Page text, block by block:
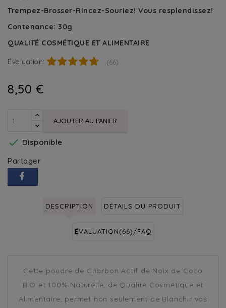
Trempez-Brosser-Rincez-Souriez! Vous resplendissez!
Contenance: 30g
QUALITÉ COSMÉTIQUE ET ALIMENTAIRE
Évaluation: (66)
8,50 €
AJOUTER AU PANIER
 Disponible
Partager
DESCRIPTION DÉTAILS DU PRODUIT
ÉVALUATION(66)/FAQ
Cette poudre de Charbon Actif de Noix de Coco
BIO et 100% Naturelle, de Qualité Cosmétique et
Alimentaire, permet non seulement de Blanchir vos